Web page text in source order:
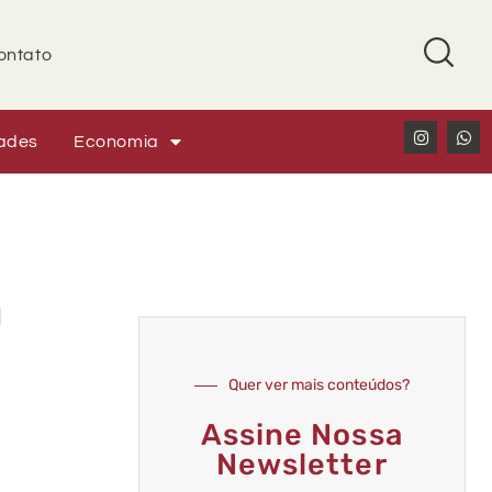
Economia
Quer ver mais conteúdos?
Assine Nossa
Newsletter